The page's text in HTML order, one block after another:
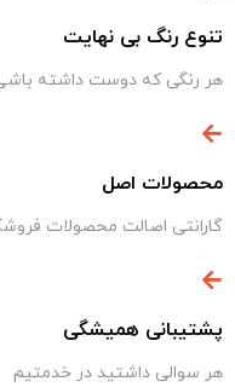
تنوع رنگ بی نهایت
هر رنگی که دوست داشته
محصولات اصل
گارانتی اصالت محصولات
پشتیبانی همیشگی
هر سوالی داشتید در خدمتیم